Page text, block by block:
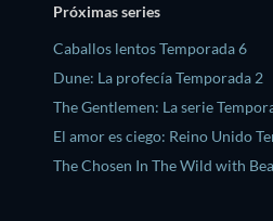
Próximas series
Caballos lentos Temporada 6
Dune: La profecía Temporada 2
The Gentlemen: La serie
El amor es ciego: Reino Unido
The Chosen In The Wild with